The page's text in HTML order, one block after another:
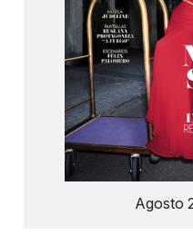
Agosto